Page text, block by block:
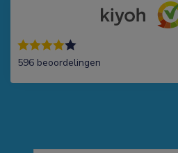
596 beoordelingen